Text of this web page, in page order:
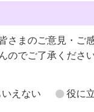
さまのご意見・ご
のでご了承ください
えない 役に